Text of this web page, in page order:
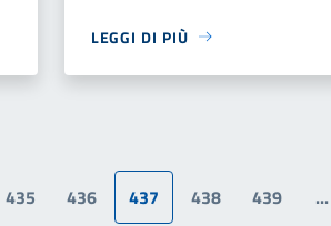
LEGGI DI PIÙ
precedente
435 436 437 438 439 ...